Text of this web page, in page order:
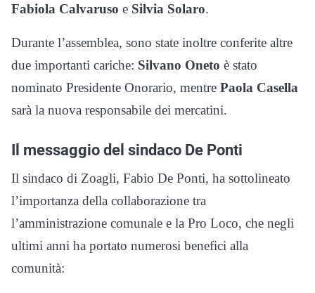
Fabiola Calvaruso e Silvia Solaro.
Durante l’assemblea, sono state inoltre conferite altre
due importanti cariche: Silvano Oneto è stato
nominato Presidente Onorario, mentre Paola Casella
sarà la nuova responsabile dei mercatini.
Il messaggio del sindaco De Ponti
Il sindaco di Zoagli, Fabio De Ponti, ha sottolineato
l’importanza della collaborazione tra
l’amministrazione comunale e la Pro Loco, che negli
ultimi anni ha portato numerosi benefici alla
comunità: